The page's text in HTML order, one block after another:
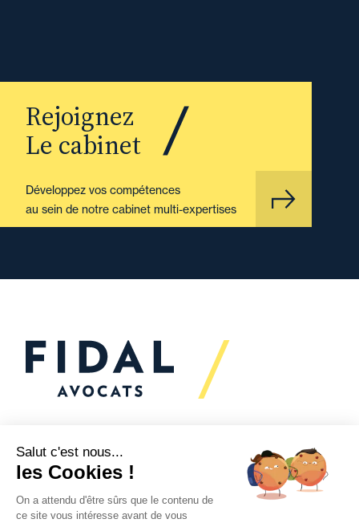
Rejoignez
Le cabinet
Développez vos compétences
au sein de notre cabinet multi-expertises
Vous souhaitez échanger
avec nous ?
Nous sommes